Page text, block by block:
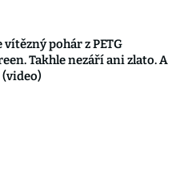
pohár z PETG
Takhle nezáří ani zlato. A